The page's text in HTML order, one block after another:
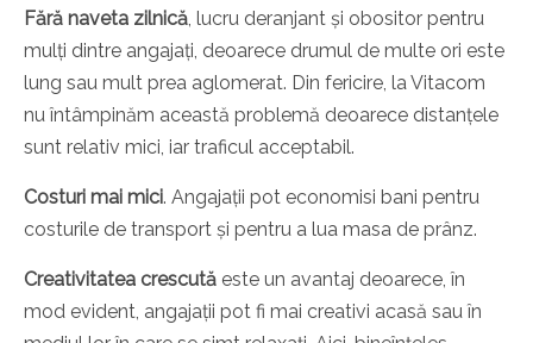
Fără naveta zilnică, lucru deranjant și obositor pentru
mulți dintre angajați, deoarece drumul de multe ori este
lung sau mult prea aglomerat. Din fericire, la Vitacom
nu întâmpinăm această problemă deoarece distanțele
sunt relativ mici, iar traficul acceptabil.
Costuri mai mici. Angajații pot economisi bani pentru
costurile de transport și pentru a lua masa de prânz.
Creativitatea crescută este un avantaj deoarece, în
mod evident, angajații pot fi mai creativi acasă sau în